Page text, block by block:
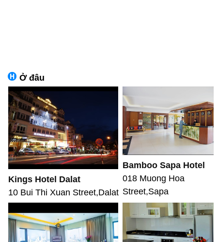
Ở đâu
Kings Hotel Dalat
10 Bui Thi Xuan Street,Dalat
Bamboo Sapa Hotel
018 Muong Hoa
Street,Sapa